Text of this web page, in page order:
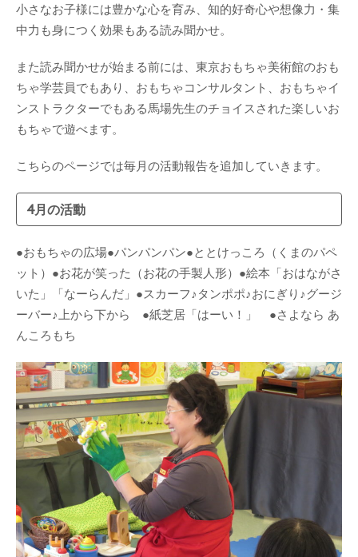
小さなお子様には豊かな心を育み、知的好奇心や想像力・集
中力も身につく効果もある読み聞かせ。
また読み聞かせが始まる前には、東京おもちゃ美術館のおも
ちゃ学芸員でもあり、おもちゃコンサルタント、おもちゃイ
ンストラクターでもある馬場先生のチョイスされた楽しいお
もちゃで遊べます。
こちらのページでは毎月の活動報告を追加していきます。
4月の活動
●おもちゃの広場●パンパンパン●ととけっころ（くまのパペ
ット）●お花が笑った（お花の手製人形）●絵本「おはながさ
いた」「なーらんだ」●スカーフ♪タンポポ♪おにぎり♪グージ
ーバー♪上から下から ●紙芝居「はーい！」 ●さよなら あ
んころもち